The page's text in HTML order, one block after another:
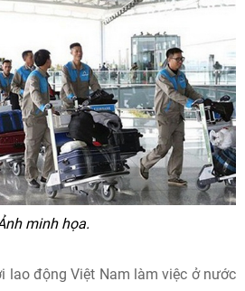
minh họa.
lao động Việt Nam làm việc ở nước